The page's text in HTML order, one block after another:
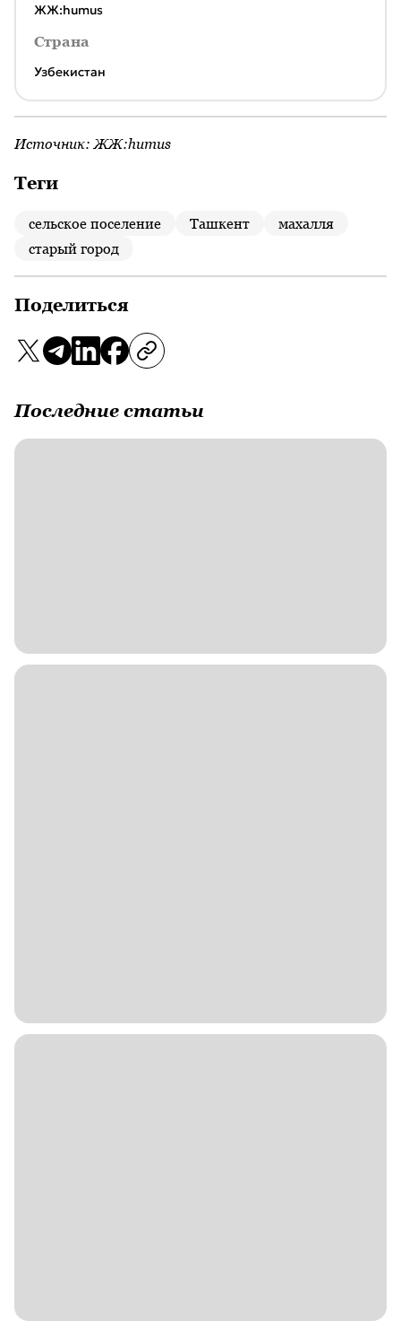
ЖЖ:humus
Страна
Узбекистан
Источник: ЖЖ:humus
Теги
сельское поселение Ташкент
махалля
старый город
Поделиться
Последние статьи